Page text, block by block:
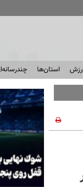
استان‌ها